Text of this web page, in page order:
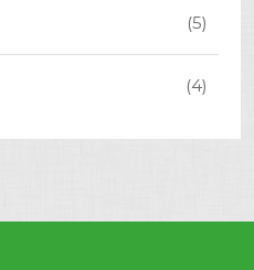
(5)
(4)